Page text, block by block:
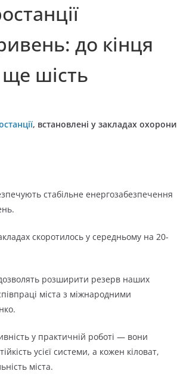
до кінця
шість
, встановлені у закладах охорони
стабільне енергозабезпечення
скоротилось у середньому на 20-
розширити резерв наших
міста з міжнародними
у практичній роботі — вони
усієї системи, а кожен кіловат,
міста.